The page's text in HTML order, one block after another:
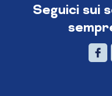
Seguici sui